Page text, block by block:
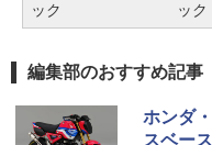
ック
ック
編集部のおすすめ記事
ホンダ
スベー